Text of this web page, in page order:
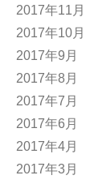
2017年11月
2017年10月
2017年9月
2017年8月
2017年7月
2017年6月
2017年4月
2017年3月